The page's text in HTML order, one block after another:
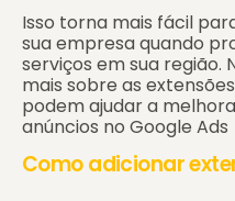
Isso torna mais fácil
sua empresa quando
serviços em sua região.
mais sobre as
podem ajudar a
anúncios no Google Ads
Como adicionar